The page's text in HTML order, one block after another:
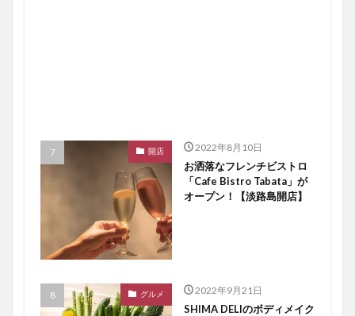
開店 2022年8月10日
お洒落なフレンチビストロ
「Cafe Bistro Tabata」が
オープン！【淡路島開店】
グルメ 2022年9月21日
SHIMA DELIのボディメイク